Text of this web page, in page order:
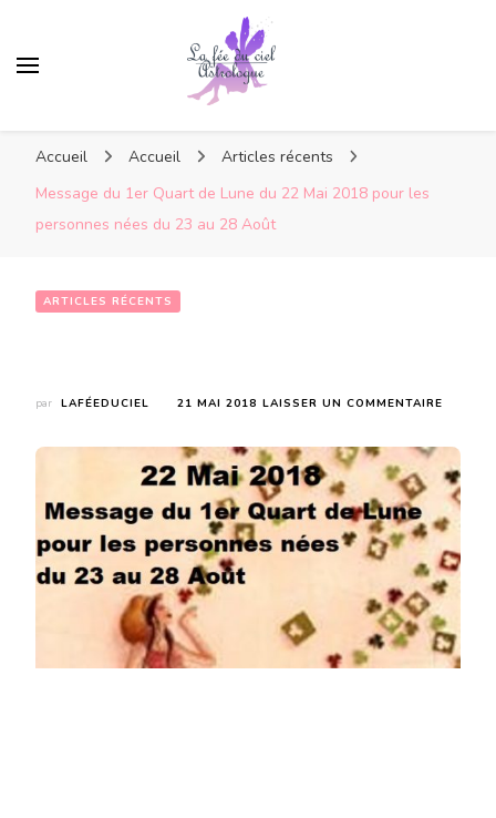
Accueil Accueil
Articles récents
Message du 1er Quart de Lune du 22 Mai 2018 pour les
personnes nées du 23 au 28 Août
ARTICLES RÉCENTS
par LAFÉEDUCIEL 21 MAI 2018 LAISSER UN COMMENTAIRE
QUART
DE
LUNE
22
MAI
2018
POUR
LES